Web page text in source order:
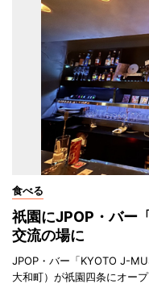
食べる
祇園にJPOP・バー
交流の場に
JPOP・バー「KYOTO J-
大和町）が祇園四条にオー